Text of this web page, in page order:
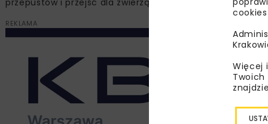
REKLAMA
Więcej